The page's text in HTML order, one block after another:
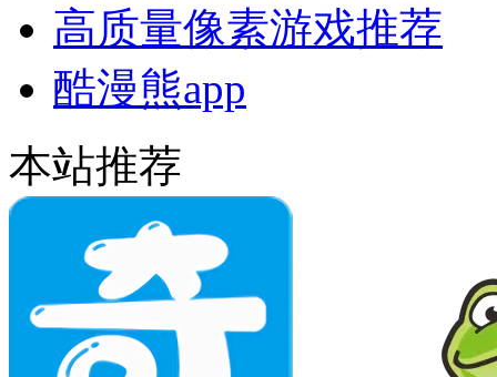
高质量像素游戏推荐
酷漫熊app
本站推荐